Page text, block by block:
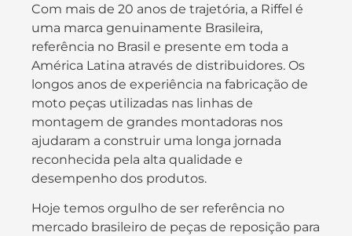
Com mais de 20 anos de trajetória, a Riffel é
uma marca genuinamente Brasileira,
referência no Brasil e presente em toda a
América Latina através de distribuidores. Os
longos anos de experiência na fabricação de
moto peças utilizadas nas linhas de
montagem de grandes montadoras nos
ajudaram a construir uma longa jornada
reconhecida pela alta qualidade e
desempenho dos produtos.
Hoje temos orgulho de ser referência no
mercado brasileiro de peças de reposição para